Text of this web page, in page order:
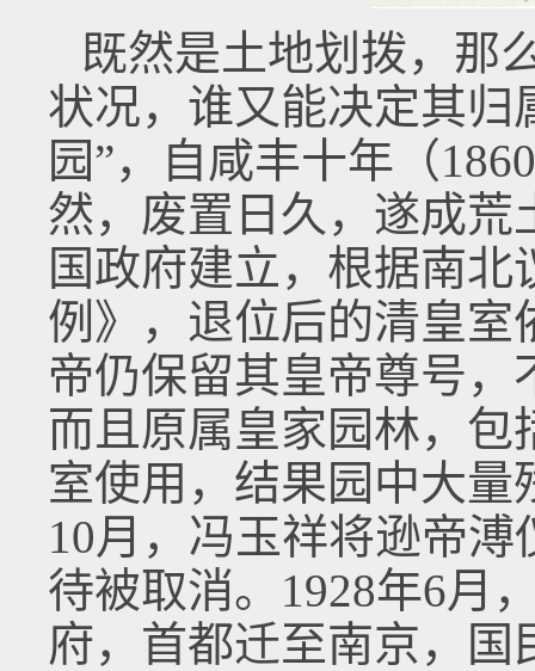
既然是土地划拨，那
状况，谁又能决定其归
园”，自咸丰十年（
然，废置日久，遂成荒
国政府建立，根据南
例》，退位后的清皇室
帝仍保留其皇帝尊号
而且原属皇家园林，
室使用，结果园中大量
10月，冯玉祥将逊帝
待被取消。1928年6月
府，首都迁至南京，